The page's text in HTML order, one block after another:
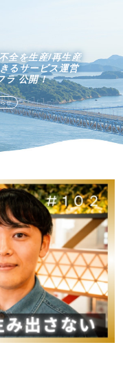
全を生産/再生産
るサービス運営
公開！
せ